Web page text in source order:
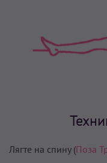
Лягте на спину (Поза